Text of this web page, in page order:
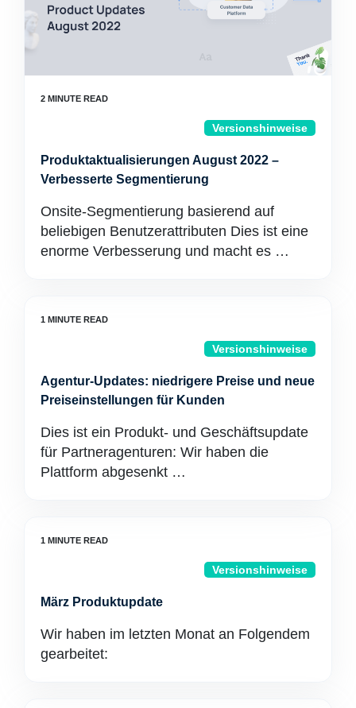
Versionshinweise
Produktaktualisierungen August 2022 –
Verbesserte Segmentierung
Onsite-Segmentierung basierend auf
beliebigen Benutzerattributen Dies ist eine
enorme Verbesserung und macht es …
Versionshinweise
Agentur-Updates: niedrigere Preise und neue
Preiseinstellungen für Kunden
Dies ist ein Produkt- und Geschäftsupdate
für Partneragenturen: Wir haben die
Plattform abgesenkt …
Versionshinweise
März Produktupdate
Wir haben im letzten Monat an Folgendem
gearbeitet: